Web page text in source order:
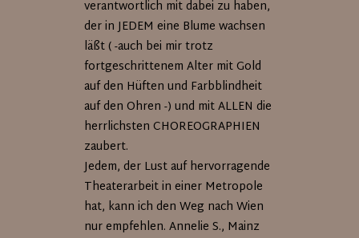
verantwortlich mit dabei zu haben,
der in JEDEM eine Blume wachsen
läßt ( -auch bei mir trotz
fortgeschrittenem Alter mit Gold
auf den Hüften und Farbblindheit
auf den Ohren -) und mit ALLEN die
herrlichsten CHOREOGRAPHIEN
zaubert.
Jedem, der Lust auf hervorragende
Theaterarbeit in einer Metropole
hat, kann ich den Weg nach Wien
nur empfehlen. Annelie S., Mainz